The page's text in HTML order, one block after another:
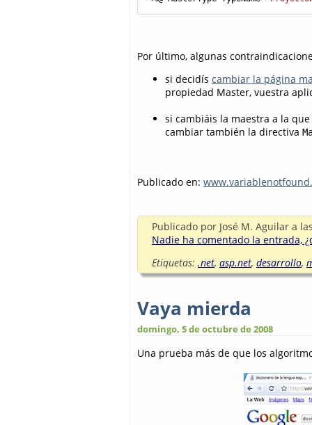
Por último, algunas
si decidís cambiar la página
propiedad Master, vuestra
si cambiáis la maestra a la
cambiar también la directiva
Publicado en:
Publicado por José M. Aguilar a
Nadie ha comentado la entrada,
Etiquetas: .net, asp.net, desarrollo,
Vaya mierda
domingo, 5 de octubre de 2008
Una prueba más de que los